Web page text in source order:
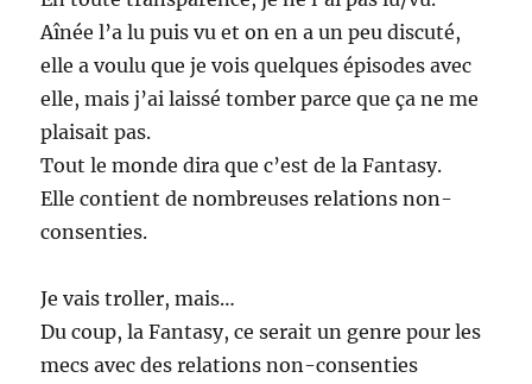
Aînée l’a lu puis vu et on en a un peu discuté,
elle a voulu que je vois quelques épisodes avec
elle, mais j’ai laissé tomber parce que ça ne me
plaisait pas.
Tout le monde dira que c’est de la Fantasy.
Elle contient de nombreuses relations non-
consenties.
Je vais troller, mais…
Du coup, la Fantasy, ce serait un genre pour les
mecs avec des relations non-consenties